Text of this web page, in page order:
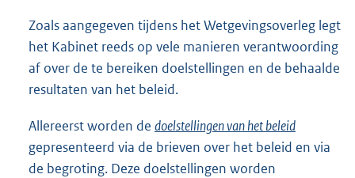
Zoals aangegeven tijdens het Wetgevingsoverleg legt
het Kabinet reeds op vele manieren verantwoording
af over de te bereiken doelstellingen en de behaalde
resultaten van het beleid.
Allereerst worden de doelstellingen van het beleid
gepresenteerd via de brieven over het beleid en via
de begroting. Deze doelstellingen worden